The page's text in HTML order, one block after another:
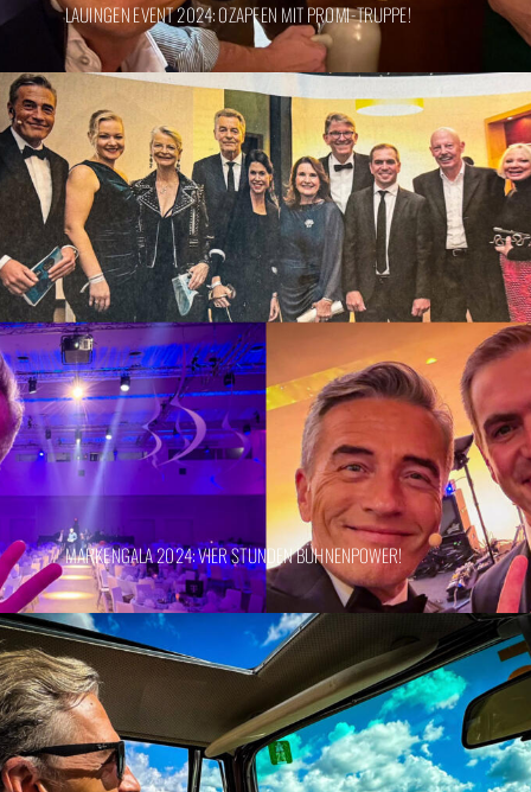
LAUINGEN EVENT 2024: OZAPFEN MIT PROMI-TRUPPE!
MARKENGALA 2024: VIER STUNDEN BÜHNENPOWER!